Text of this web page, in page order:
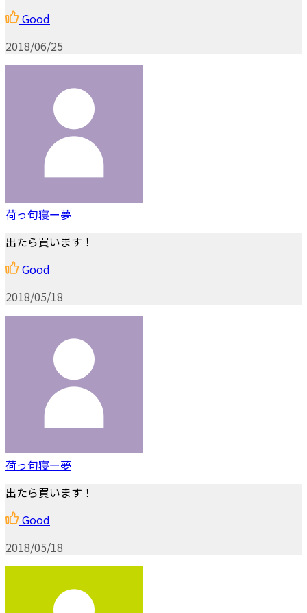
Good
2018/06/25
荷っ句寝ー夢
出たら買います！
Good
2018/05/18
荷っ句寝ー夢
出たら買います！
Good
2018/05/18